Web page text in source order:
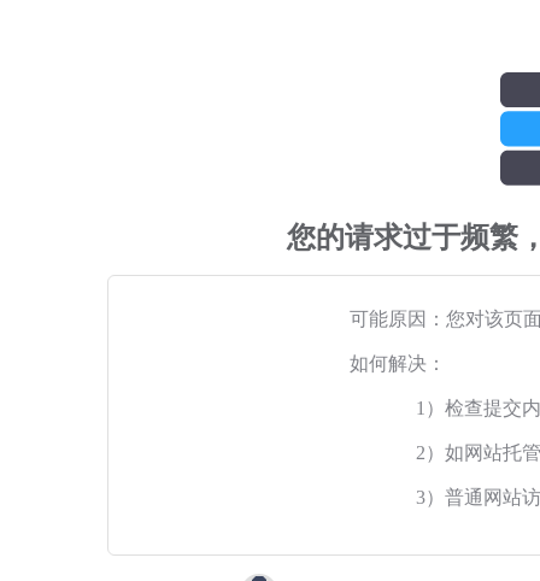
您的请求过于频繁
可能原因：您对该页
如何解决：
1）检查提交
2）如网站托
3）普通网站